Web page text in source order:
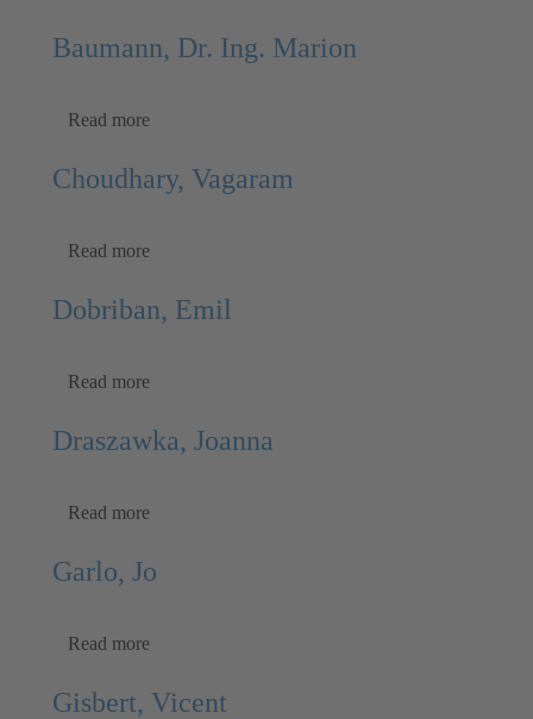
Baumann, Dr. Ing. Marion
Read more
Choudhary, Vagaram
Read more
Dobriban, Emil
Read more
Draszawka, Joanna
Read more
Garlo, Jo
Read more
Gisbert, Vicent